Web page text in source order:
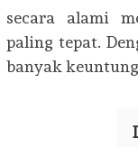
secara alami
paling tepat.
banyak